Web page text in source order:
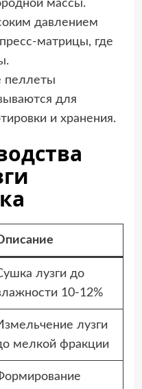
массы.
давлением
матрицы, где
пеллеты
для
и хранения.
лузги до
10-12%
лузги
мелкой фракции